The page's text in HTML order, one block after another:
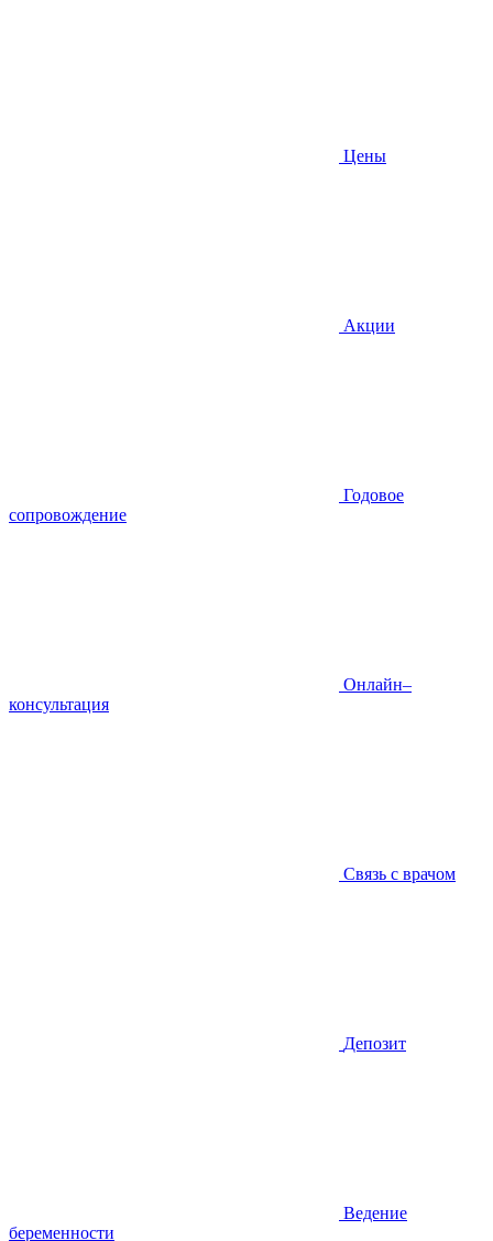
Цены
Акции
Годовое
сопровождение
Онлайн–
консультация
Связь с врачом
Депозит
Ведение
беременности